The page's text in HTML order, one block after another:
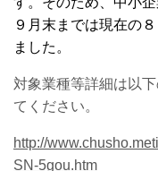
９月末までは現在の
ました。
対象業種等詳細は以
てください。
http://
SN-5gou.htm